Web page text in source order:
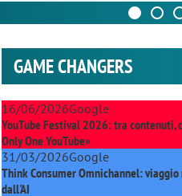
GAME CHANGERS
16/06/2026Google
YouTube Festival 2026: tra contenuti,
Only One YouTube»
31/03/2026Google
Think Consumer Omnichannel:
dall'AI